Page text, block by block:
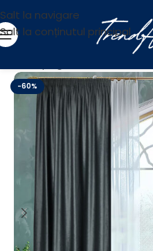
Salt la navigare
Salt la conținutul principal
-60%